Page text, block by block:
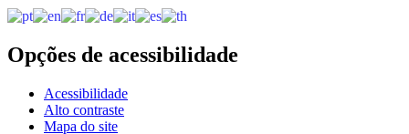
Opções de acessibilidade
Acessibilidade
Alto contraste
Mapa do site